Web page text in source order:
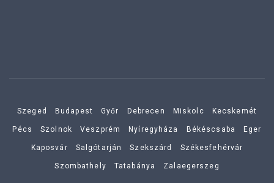
Szeged Budapest Győr Debrecen Miskolc Kecskemét
Pécs Szolnok Veszprém Nyíregyháza Békéscsaba Eger
Kaposvár Salgótarján Szekszárd Székesfehérvár
Szombathely Tatabánya Zalaegerszeg